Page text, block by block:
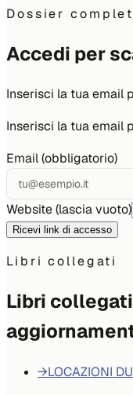
Dossier
Accedi per
Inserisci la tua email
Inserisci la tua email
Email (obbligatorio)
Website (lascia vuoto)
Ricevi link di accesso
Libri collegati
Libri
→LOCAZIONI